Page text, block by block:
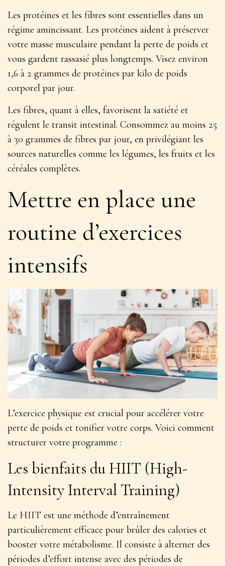
Les protéines et les fibres sont essentielles dans un
régime amincissant. Les protéines aident à préserver
votre masse musculaire pendant la perte de poids et
vous gardent rassasié plus longtemps. Visez environ
1,6 à 2 grammes de protéines par kilo de poids
corporel par jour.
Les fibres, quant à elles, favorisent la satiété et
régulent le transit intestinal. Consommez au moins 25
à 30 grammes de fibres par jour, en privilégiant les
sources naturelles comme les légumes, les fruits et les
céréales complètes.
Mettre en place une
routine d’exercices
intensifs
L’exercice physique est crucial pour accélérer votre
perte de poids et tonifier votre corps. Voici comment
structurer votre programme :
Les bienfaits du HIIT (High-
Intensity Interval Training)
Le HIIT est une méthode d’entraînement
particulièrement efficace pour brûler des calories et
booster votre métabolisme. Il consiste à alterner des
périodes d’effort intense avec des périodes de